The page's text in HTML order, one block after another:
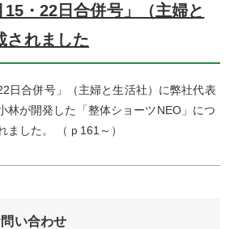
15・22日合併号」（主婦と
されました
日合併号」（主婦と生活社）に弊社代表
林が開発した「整体ショーツNEO」につ
ました。 （ｐ161～）
い合わせ